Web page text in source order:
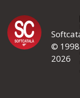
d'errors
Si heu trobat un
quina és la millora
©
2026